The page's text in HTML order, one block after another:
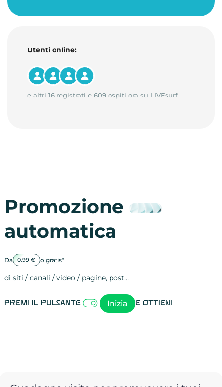
Utenti online:
e altri 16 registrati e 609 ospiti ora su LIVEsurf
Promozione
automatica
Da 0.99 € o gratis*
di siti / canali / video / pagine, post…
Premi il pulsante Inizia e ottieni